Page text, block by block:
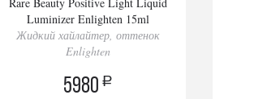
Luminizer Enlighten 15ml
Жидкий хайлайтер, оттенок
Enlighten
5980 a